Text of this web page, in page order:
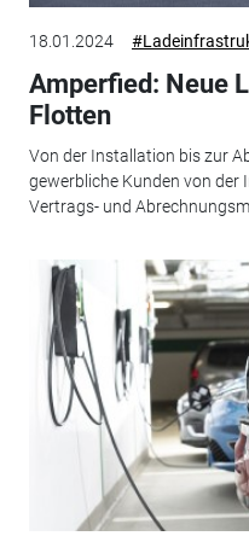
18.01.2024
Amperfied: Neue
Flotten
Von der Installation bis zur
gewerbliche Kunden von
Vertrags- und